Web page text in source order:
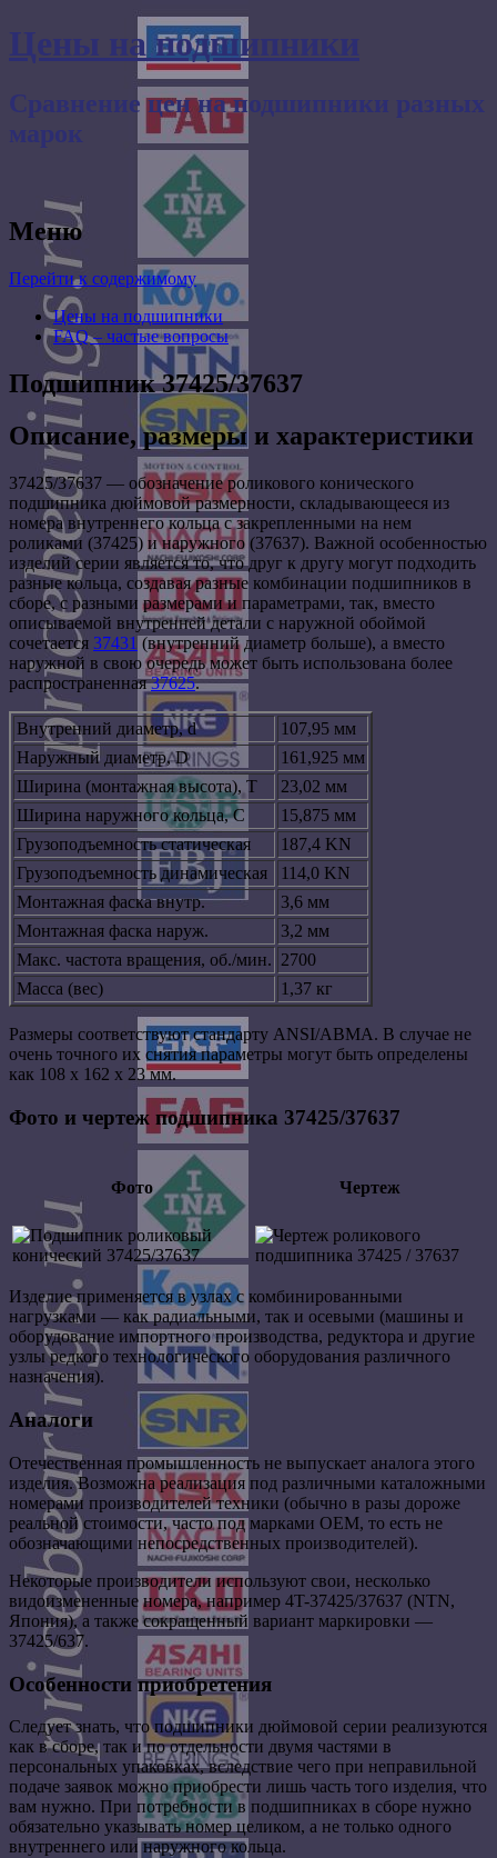
Цены на подшипники
Сравнение цен на подшипники разных
марок
Меню
Перейти к содержимому
Цены на подшипники
FAQ – частые вопросы
Подшипник 37425/37637
Описание, размеры и характеристики
37425/37637 — обозначение роликового конического
подшипника дюймовой размерности, складывающееся из
номера внутреннего кольца с закрепленными на нем
роликами (37425) и наружного (37637). Важной особенностью
изделий серии является то, что друг к другу могут подходить
разные кольца, создавая разные комбинации подшипников в
сборе, с разными размерами и параметрами, так, вместо
описываемой внутренней детали с наружной обоймой
сочетается 37431 (внутренний диаметр больше), а вместо
наружной в свою очередь может быть использована более
распространенная37625.
Внутренний диаметр, d
107,95 мм
Наружный диаметр, D
161,925 мм
Ширина (монтажная высота), T
23,02 мм
Ширина наружного кольца, С
15,875 мм
Грузоподъемность статическая
187,4 KN
Грузоподъемность динамическая
114,0 KN
Монтажная фаска внутр.
3,6 мм
Монтажная фаска наруж.
3,2 мм
Макс. частота вращения, об./мин. 2700
Масса (вес)
1,37 кг
Размеры соответствуют стандарту ANSI/ABMA. В случае не
очень точного их снятия параметры могут быть определены
как 108 х 162 х 23 мм.
Фото и чертеж подшипника 37425/37637
Фото Чертеж
Изделие применяется в узлах с комбинированными
нагрузками — как радиальными, так и осевыми (машины и
оборудование импортного производства, редуктора и другие
узлы редкого технологического оборудования различного
назначения).
Аналоги
Отечественная промышленность не выпускает аналога этого
изделия. Возможна реализация под различными каталожными
номерами производителей техники (обычно в разы дороже
реальной стоимости, часто под марками OEM, то есть не
обозначающими непосредственных производителей).
Некоторые производители используют свои, несколько
видоизмененные номера, например 4T-37425/37637 (NTN,
Япония), а также сокращенный вариант маркировки —
37425/637.
Особенности приобретения
Следует знать, что подшипники дюймовой серии реализуются
как в сборе, так и по отдельности двумя частями в
персональных упаковках, вследствие чего при неправильной
подаче заявок можно приобрести лишь часть того изделия, что
вам нужно. При потребности в подшипниках в сборе нужно
обязательно указывать номер целиком, а не только одного
внутреннего или наружного кольца.